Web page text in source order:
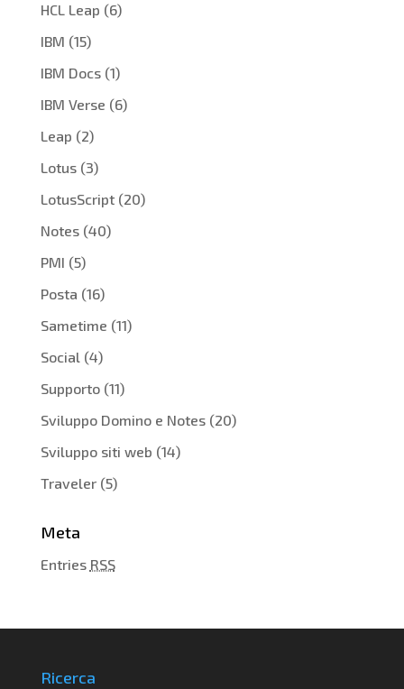
HCL Leap (6)
IBM (15)
IBM Docs(1)
IBM Verse (6)
Leap (2)
Lotus(3)
LotusScript(20)
Notes(40)
PMI (5)
Posta (16)
Sametime (11)
Social(4)
Supporto(11)
Sviluppo Domino e Notes(20)
Sviluppo siti web (14)
Traveler(5)
Meta
Entries RSS
Ricerca